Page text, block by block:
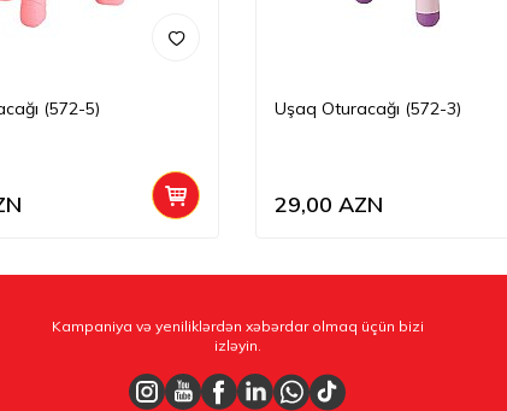
(572-5) Uşaq Oturacağı (572-3)
29,00 AZN
Kampaniya və yeniliklərdən xəbərdar olmaq üçün bizi
izləyin.